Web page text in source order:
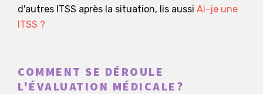
d'autres ITSS après la situation, lis aussi Ai-je une
ITSS ?
COMMENT SE DÉROULE
L'ÉVALUATION MÉDICALE?